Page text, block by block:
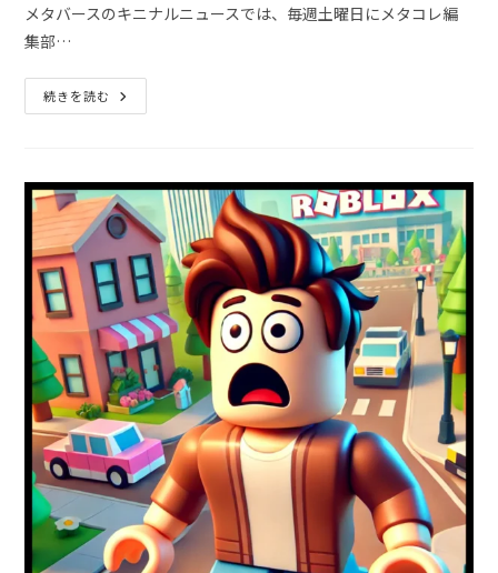
メタバースのキニナルニュースでは、毎週土曜日にメタコレ編
集部…
続きを読む